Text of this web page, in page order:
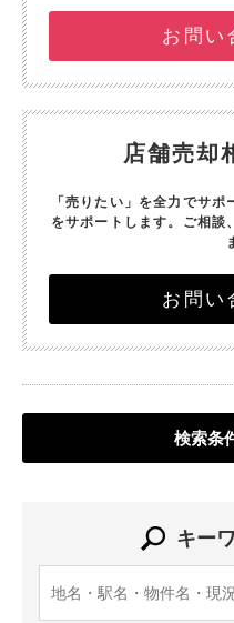
お問い
店舗売却
「売りたい」を全力でサポ
をサポートします。 ご相談
お問い
検索条
キー